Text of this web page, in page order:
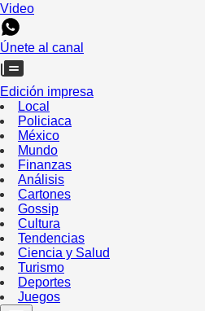
Video
Únete al canal
Edición impresa
Local
Policiaca
México
Mundo
Finanzas
Análisis
Cartones
Gossip
Cultura
Tendencias
Ciencia y Salud
Turismo
Deportes
Juegos